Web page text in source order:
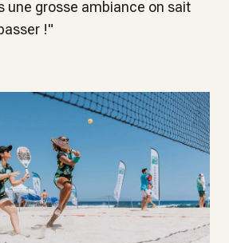
une grosse ambiance on sait
!"